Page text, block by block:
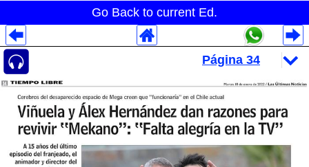
Go Back to current Ed.
Despliegues Analytics
Despliegues Totales
Despliegues por Rubros